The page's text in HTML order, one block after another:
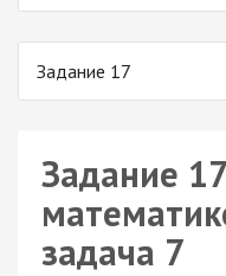
Задание 17
Задание
задача 7